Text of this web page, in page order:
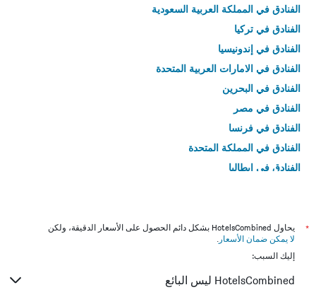
الفنادق في المملكة العربية السعودية
الفنادق في تركيا
الفنادق في إندونيسيا
الفنادق في الامارات العربية المتحدة
الفنادق في البحرين
الفنادق في مصر
الفنادق في فرنسا
الفنادق في المملكة المتحدة
الفنادق في إيطاليا
*
يحاول HotelsCombined بشكل دائم الحصول على الأسعار الدقيقة، ولكن
لا يمكن ضمان الأسعار .
إليك السبب:
HotelsCombined ليس البائع